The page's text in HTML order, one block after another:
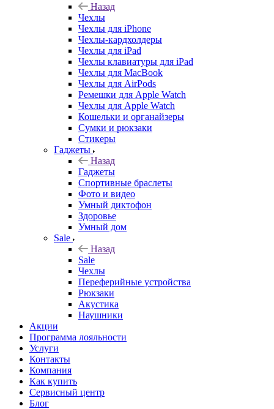
Назад
Чехлы
Чехлы для iPhone
Чехлы-кардхолдеры
Чехлы для iPad
Чехлы клавиатуры для iPad
Чехлы для MacBook
Чехлы для AirPods
Ремешки для Apple Watch
Чехлы для Apple Watch
Кошельки и органайзеры
Сумки и рюкзаки
Стикеры
Гаджеты
Назад
Гаджеты
Спортивные браслеты
Фото и видео
Умный диктофон
Здоровье
Умный дом
Sale
Назад
Sale
Чехлы
Переферийные устройства
Рюкзаки
Акустика
Наушники
Акции
Программа лояльности
Услуги
Контакты
Компания
Как купить
Сервисный центр
Блог